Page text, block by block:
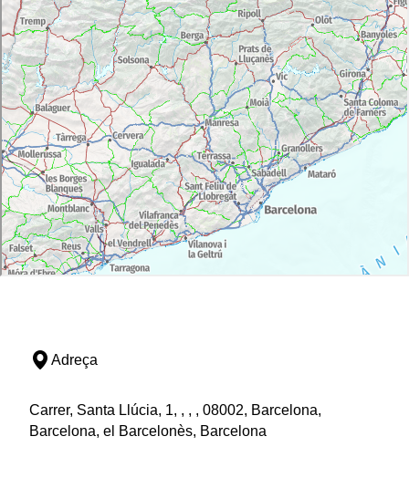
Adreça
Carrer, Santa Llúcia, 1, , , , 08002, Barcelona,
Barcelona, el Barcelonès, Barcelona